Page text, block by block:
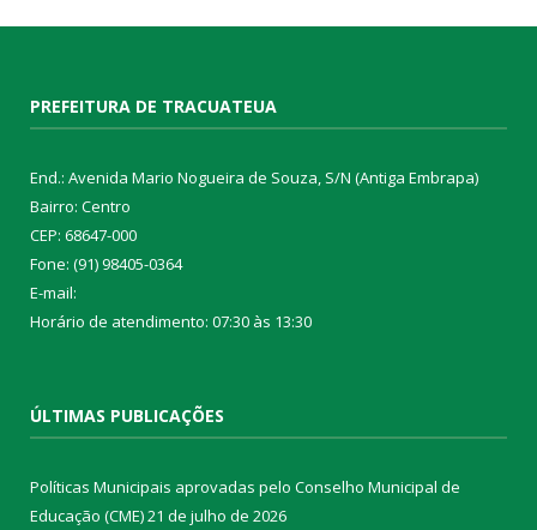
PREFEITURA DE TRACUATEUA
End.: Avenida Mario Nogueira de Souza, S/N (Antiga Embrapa)
Bairro: Centro
CEP: 68647-000
Fone: (91) 98405-0364
E-mail:
Horário de atendimento: 07:30 às 13:30
ÚLTIMAS PUBLICAÇÕES
Políticas Municipais aprovadas pelo Conselho Municipal de
Educação (CME)21 de julho de 2026